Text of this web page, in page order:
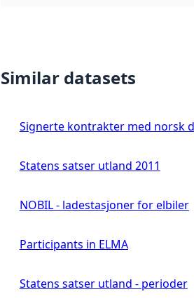
Similar datasets
Signerte kontrakter med norsk
Statens satser utland 2011
NOBIL - ladestasjoner for elbiler
Participants in ELMA
Statens satser utland - perioder